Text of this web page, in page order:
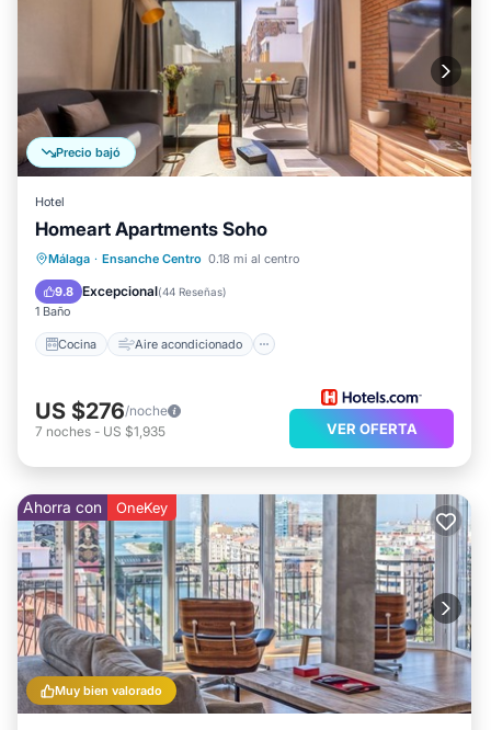
Precio bajó
Hotel
Homeart Apartments Soho
Málaga · Ensanche Centro 0.18 mi al centro
9.8 Excepcional(44 Reseñas)
1 Baño
Cocina Aire acondicionado
Cocina Aire acondicionado
Apto para niños
US $276/noche
7 noches - US $1,935 VER OFERTA
Muy bien valorado
Ahorra con OneKey